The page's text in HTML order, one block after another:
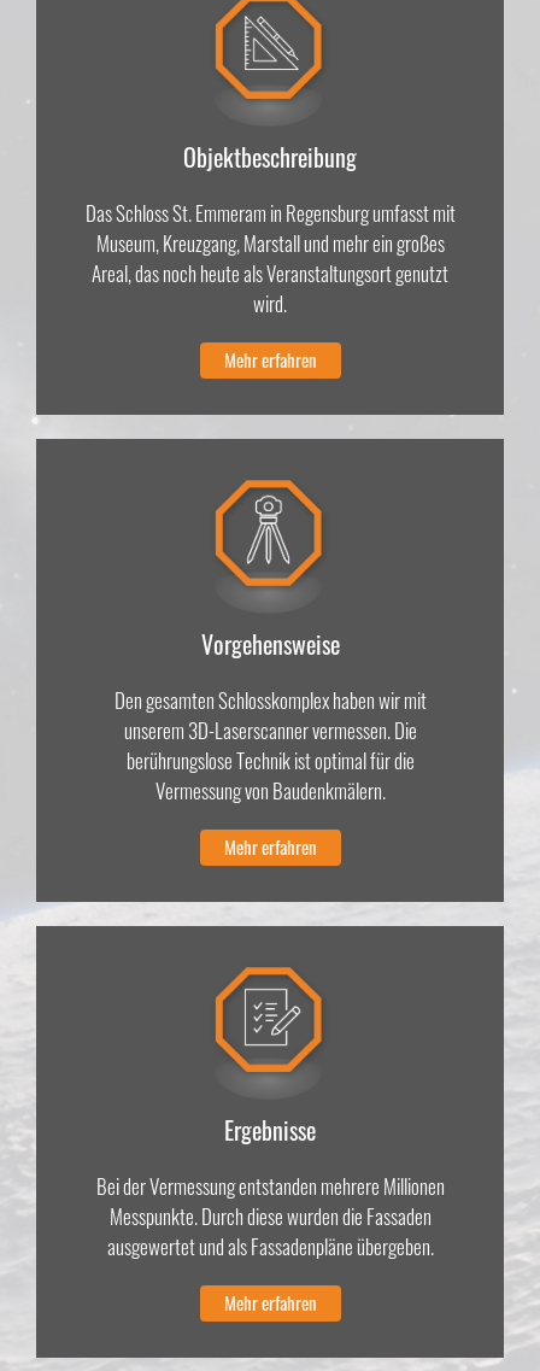
Objektbeschreibung
Das Schloss St. Emmeram in Regensburg umfasst mit
Museum, Kreuzgang, Marstall und mehr ein großes
Areal, das noch heute als Veranstaltungsort genutzt
wird.
Mehr erfahren
Vorgehensweise
Den gesamten Schlosskomplex haben wir mit
unserem 3D-Laserscanner vermessen. Die
berührungslose Technik ist optimal für die
Vermessung von Baudenkmälern.
Mehr erfahren
Ergebnisse
Bei der Vermessung entstanden mehrere Millionen
Messpunkte. Durch diese wurden die Fassaden
ausgewertet und als Fassadenpläne übergeben.
Mehr erfahren